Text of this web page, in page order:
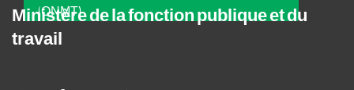
(ONMT)
Ministère de la fonction publique et du
travail